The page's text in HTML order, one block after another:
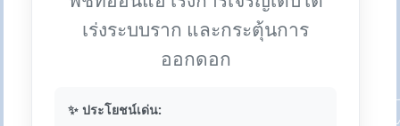
เร่งระบบราก และกระตุ้นการ
ออกดอก
✨ ประโยชน์เด่น: